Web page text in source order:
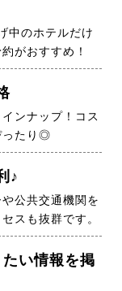
中のホテルだけ
がおすすめ！
ンナップ！コス
ったり◎
♪
公共交通機関を
スも抜群です。
たい情報を掲